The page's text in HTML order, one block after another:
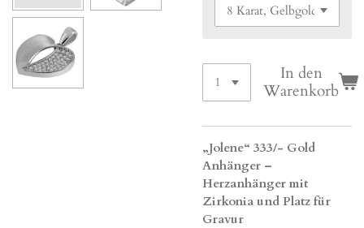
In den
Warenkorb
„Jolene“ 333/- Gold
Anhänger –
Herzanhänger mit
Zirkonia und Platz für
Gravur